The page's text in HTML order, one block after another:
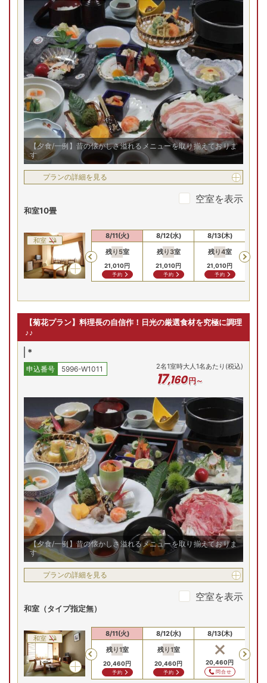
【夕食/一例】昔の懐かしさ溢れるメニューを取り揃えておりま
す
プランの詳細を見る
空室を表示
和室10畳
和室
Previous
8/9(日)
円
問合せ
8/10(月)
18,810円
問合せ
8/11(火)
残り 5室
21,010円
予約
8/12(水)
残り3室
21,010円
予約
8/13(木)
残り4室
21,010円
予約
【菊花プラン】料理長の自信作！日光の厳選食材を究極に調理
♪♪
*
申込番号 5996-W1011 2名1室時大人1名あたり(税込)
17,160円～
【夕食/一例】昔の懐かしさ溢れるメニューを取り揃えておりま
す
プランの詳細を見る
空室を表示
和室（タイプ指定無）
和室
Previous
8/9(日)
円
問合せ
8/10(月)
18,260円
問合せ
8/11(火)
残り1室
20,460円
予約
8/12(水)
残り1室
20,460円
予約
8/13(木)
20,460円
問合せ